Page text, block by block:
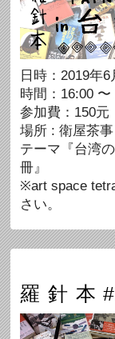
日時：2019年6
時間：16:00 〜
参加費：150元
場所 : 衛屋茶
テーマ『台湾
冊』
※art space
さい。
羅 針 本